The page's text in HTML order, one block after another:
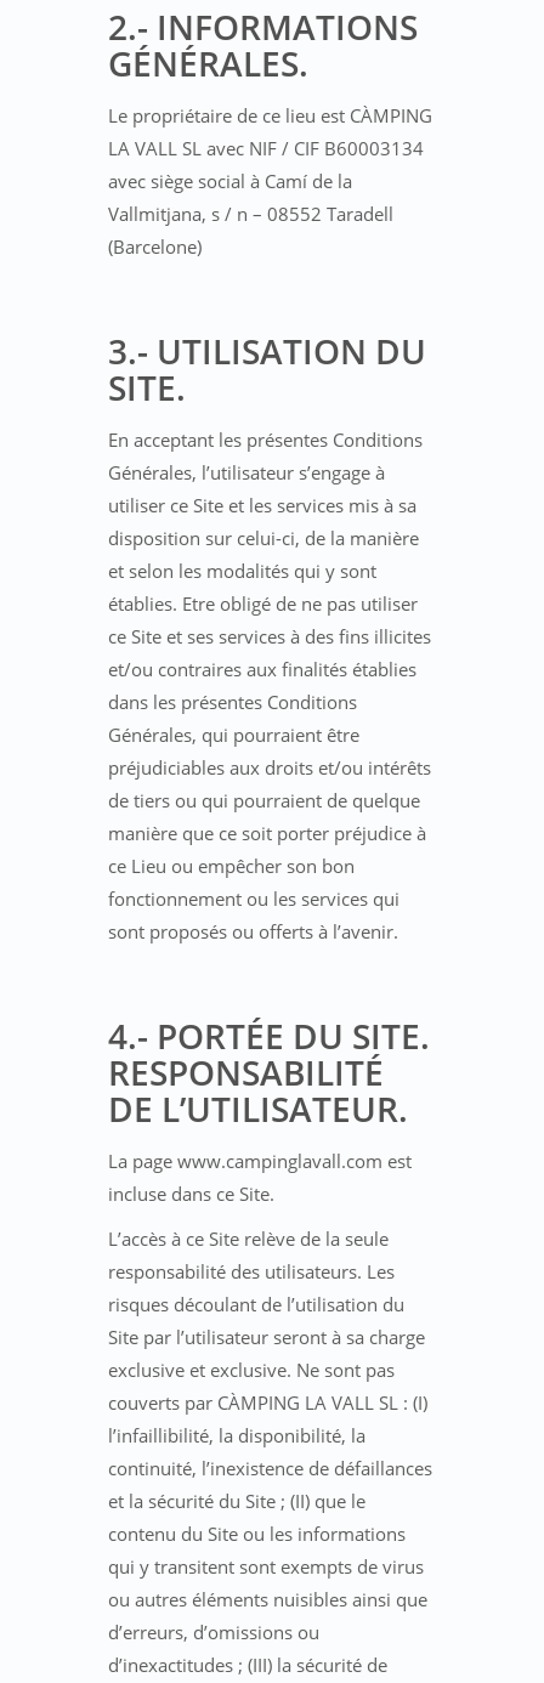
2.- INFORMATIONS
GÉNÉRALES.
Le propriétaire de ce lieu est CÀMPING
LA VALL SL avec NIF / CIF B60003134
avec siège social à Camí de la
Vallmitjana, s / n – 08552 Taradell
(Barcelone)
3.- UTILISATION DU
SITE.
En acceptant les présentes Conditions
Générales, l’utilisateur s’engage à
utiliser ce Site et les services mis à sa
disposition sur celui-ci, de la manière
et selon les modalités qui y sont
établies. Etre obligé de ne pas utiliser
ce Site et ses services à des fins illicites
et/ou contraires aux finalités établies
dans les présentes Conditions
Générales, qui pourraient être
préjudiciables aux droits et/ou intérêts
de tiers ou qui pourraient de quelque
manière que ce soit porter préjudice à
ce Lieu ou empêcher son bon
fonctionnement ou les services qui
sont proposés ou offerts à l’avenir.
4.- PORTÉE DU SITE.
RESPONSABILITÉ
DE L’UTILISATEUR.
La page www.campinglavall.com est
incluse dans ce Site.
L’accès à ce Site relève de la seule
responsabilité des utilisateurs. Les
risques découlant de l’utilisation du
Site par l’utilisateur seront à sa charge
exclusive et exclusive. Ne sont pas
couverts par CÀMPING LA VALL SL : (I)
l’infaillibilité, la disponibilité, la
continuité, l’inexistence de défaillances
et la sécurité du Site ; (II) que le
contenu du Site ou les informations
qui y transitent sont exempts de virus
ou autres éléments nuisibles ainsi que
d’erreurs, d’omissions ou
d’inexactitudes ; (III) la sécurité de